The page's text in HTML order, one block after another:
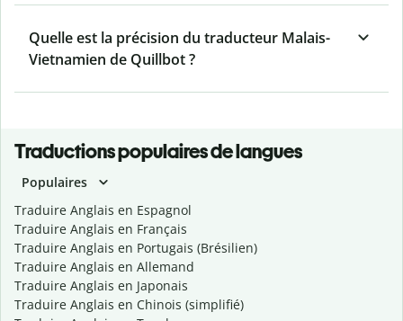
Quelle est la précision du traducteur Malais-
Vietnamien de Quillbot ?
Traductions populaires de langues
Populaires
Traduire Anglais en Espagnol
Traduire Anglais en Français
Traduire Anglais en Portugais (Brésilien)
Traduire Anglais en Allemand
Traduire Anglais en Japonais
Traduire Anglais en Chinois (simplifié)